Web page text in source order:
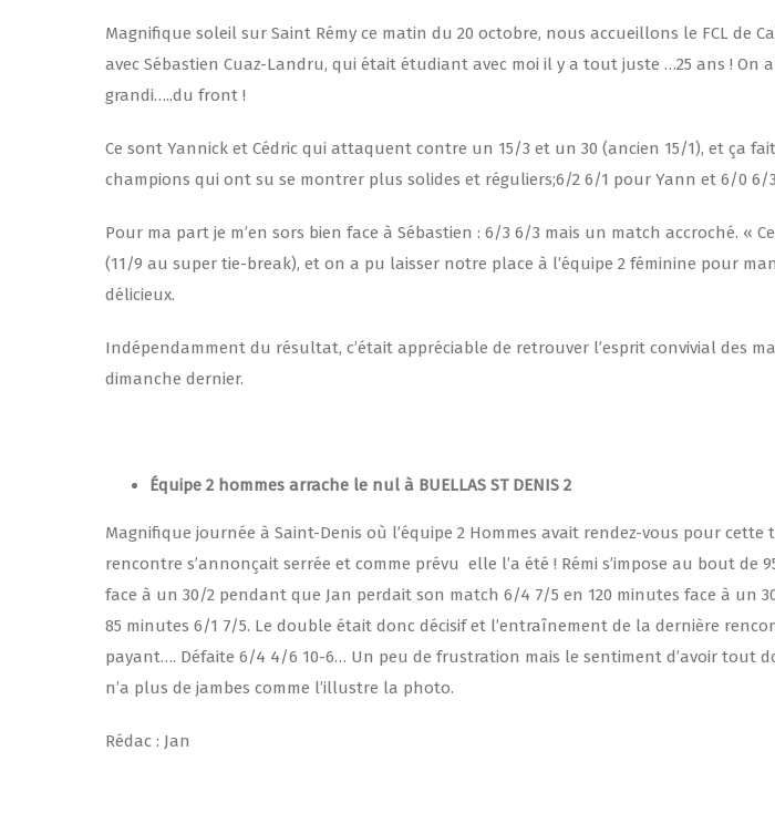
Magnifique soleil sur Saint Rémy ce matin du 20 octobre, nous accueillons le FCL de
avec Sébastien Cuaz-Landru, qui était étudiant avec moi il y a tout juste …25 ans ! On
grandi…..du front !
Ce sont Yannick et Cédric qui attaquent contre un 15/3 et un 30 (ancien 15/1), et ça
champions qui ont su se montrer plus solides et réguliers;6/2 6/1 pour Yann et 6/0 6/
Pour ma part je m’en sors bien face à Sébastien : 6/3 6/3 mais un match accroché. «
(11/9 au super tie-break), et on a pu laisser notre place à l’équipe 2 féminine pour
délicieux.
Indépendamment du résultat, c’était appréciable de retrouver l’esprit convivial des
dimanche dernier.
Équipe 2 hommes arrache le nul à BUELLAS ST DENIS 2
Magnifique journée à Saint-Denis où l’équipe 2 Hommes avait rendez-vous pour cette
rencontre s’annonçait serrée et comme prévu elle l’a été ! Rémi s’impose au bout de
face à un30/2 pendant que Jan perdait son match 6/4 7/5 en 120 minutes face à un
85 minutes 6/1 7/5. Le double était donc décisif et l’entraînement de la dernière
payant…. Défaite 6/4 4/6 10-6… Un peu de frustration mais le sentiment d’avoir tout
n’a plus de jambes comme l’illustre la photo.
Rédac : Jan